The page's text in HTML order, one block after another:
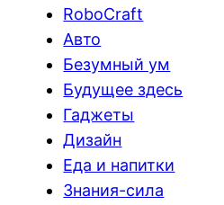
RoboCraft
Авто
Безумный ум
Будущее здесь
Гаджеты
Дизайн
Еда и напитки
Знания-сила